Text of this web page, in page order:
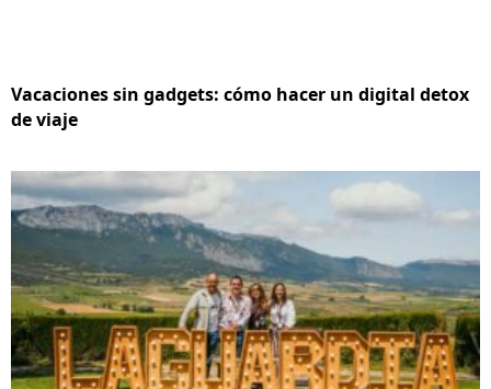
Vacaciones sin gadgets: cómo hacer un digital detox
de viaje